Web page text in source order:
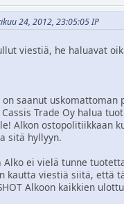
24, 2012, 23:05:05 IP
viestiä, he haluavat
on saanut
Trade Oy halua
Alkon
sitä hyllyyn.
ei vielä tunne
kautta viestiä siitä, että
Alkoon kaikkien